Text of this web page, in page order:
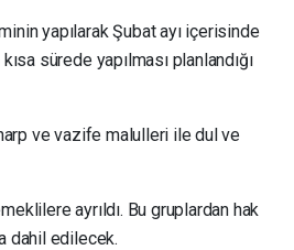
yapılarak Şubat ayı içerisinde
sürede yapılması planlandığı
ve vazife malulleri ile dul ve
ayrıldı. Bu gruplardan hak
dahil edilecek.